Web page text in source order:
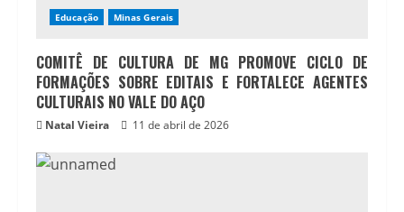
Educação Minas Gerais
COMITÊ DE CULTURA DE MG PROMOVE CICLO DE
FORMAÇÕES SOBRE EDITAIS E FORTALECE AGENTES
CULTURAIS NO VALE DO AÇO
Natal Vieira 11 de abril de 2026